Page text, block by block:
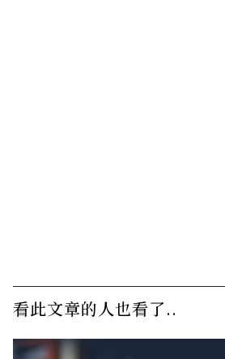
看此文章的人也看了..